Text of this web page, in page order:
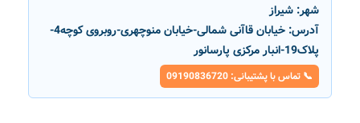
شهر: شیراز
آدرس:
خیابان قاآنی شمالی-خیابان منوچهری-روبروی کوچه4-
پلاک19-انبار مرکزی پارسانور
📞 تماس با پشتیبانی: 09190836720